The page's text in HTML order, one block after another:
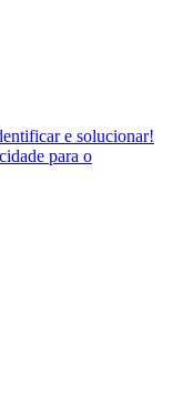
e solucionar!
para o